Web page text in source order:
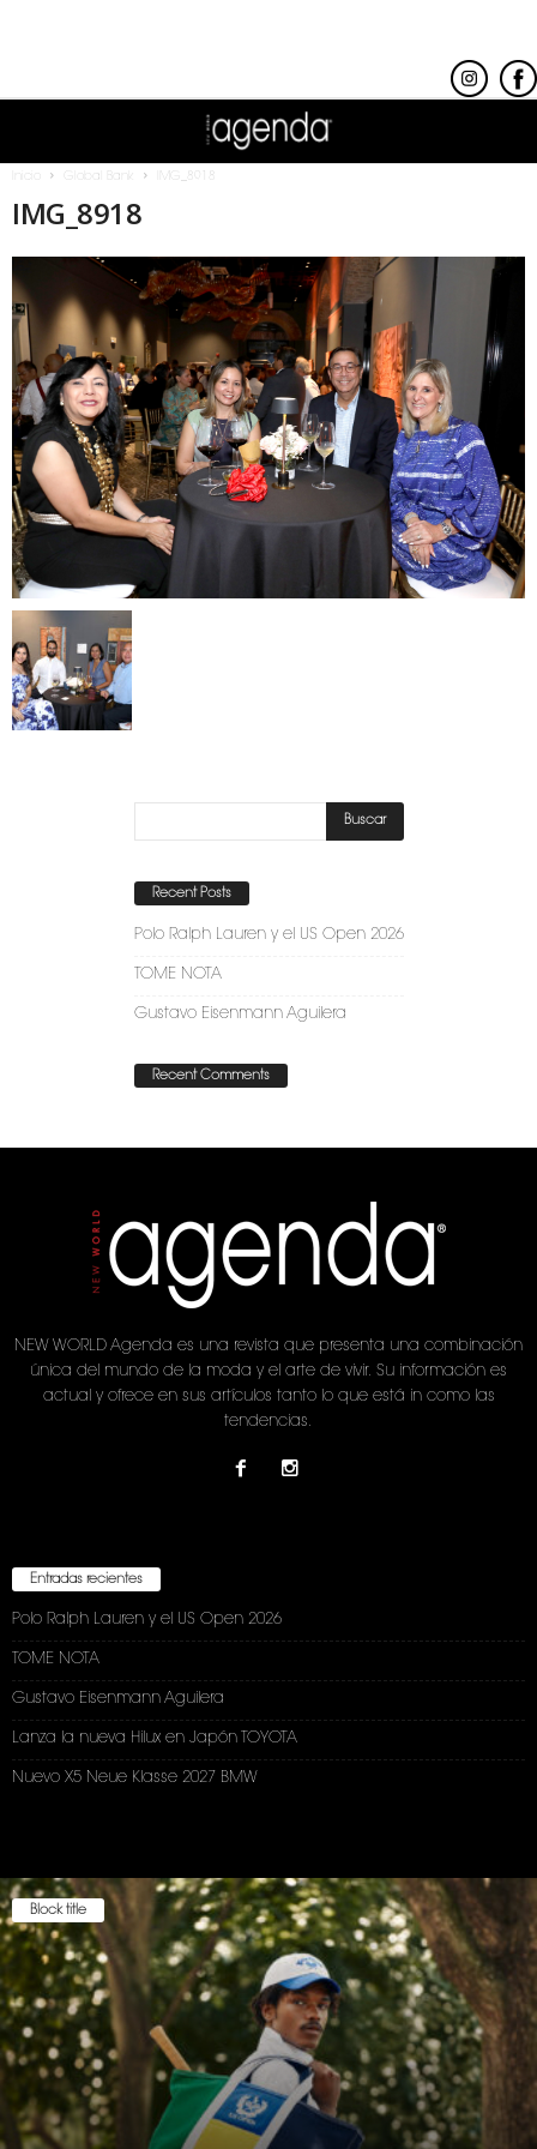
Global Bank IMG_8918
IMG_8918
Recent Posts
Polo Ralph Lauren y el US Open 2026
TOME NOTA
Gustavo Eisenmann Aguilera
Recent Comments
NEW WORLD Agenda es una revista que presenta una combinación
única del mundo de la moda y el arte de vivir. Su información es
actual y ofrece en sus artículos tanto lo que está in como las
tendencias.
Entradas recientes
Polo Ralph Lauren y el US Open 2026
TOME NOTA
Gustavo Eisenmann Aguilera
Lanza la nueva Hilux en Japón TOYOTA
Nuevo X5 Neue Klasse 2027 BMW
Block title